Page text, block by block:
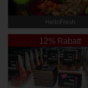
HelloFresh
12% Rabatt